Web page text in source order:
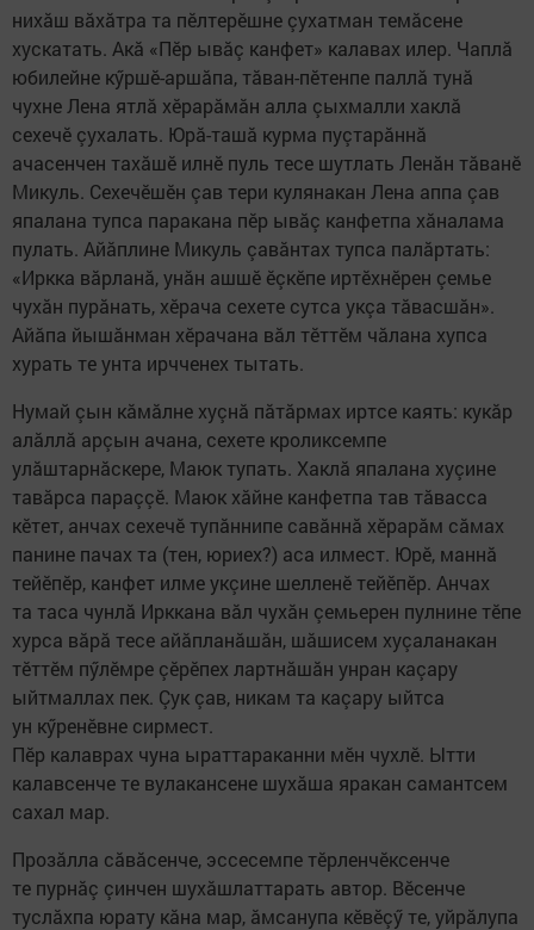
нихăш вăхăтра та пӗлтерӗшне çухатман темăсене
хускатать. Акă «Пӗр ывăç канфет» калавах илер. Чаплă
юбилейне кӳршӗ-аршăпа, тăван-пӗтенпе паллă тунă
чухне Лена ятлă хӗрарăмăн алла çыхмалли хаклă
сехечӗ çухалать. Юрă-ташă курма пуçтарăннă
ачасенчен тахăшӗ илнӗ пуль тесе шутлать Ленăн тăванӗ
Микуль. Сехечӗшӗн çав тери кулянакан Лена аппа çав
япалана тупса паракана пӗр ывăç канфетпа хăналама
пулать. Айăплине Микуль çавăнтах тупса палăртать:
«Иркка вăрланă, унăн ашшӗ ӗçкӗпе иртӗхнӗрен çемье
чухăн пурăнать, хӗрача сехете сутса укçа тăвасшăн».
Айăпа йышăнман хӗрачана вăл тӗттӗм чăлана хупса
хурать те унта ирчченех тытать.
Нумай çын кăмăлне хуçнă пăтăрмах иртсе каять: кукăр
алăллă арçын ачана, сехете кроликсемпе
улăштарнăскере, Маюк тупать. Хаклă япалана хуçине
тавăрса параççӗ. Маюк хăйне канфетпа тав тăвасса
кӗтет, анчах сехечӗ тупăннипе савăннă хӗрарăм сăмах
панине пачах та (тен, юриех?) аса илмест. Юрӗ, маннă
тейӗпӗр, канфет илме укçине шелленӗ тейӗпӗр. Анчах
та таса чунлă Ирккана вăл чухăн çемьерен пулнине тӗпе
хурса вăрă тесе айăпланăшăн, шăшисем хуçаланакан
тӗттӗм пӳлӗмре çӗрӗпех лартнăшăн унран каçару
ыйтмаллах пек. Çук çав, никам та каçару ыйтса
ун кӳренӗвне сирмест.
Пӗр калаврах чуна ыраттараканни мӗн чухлӗ. Ытти
калавсенче те вулакансене шухăша яракан самантсем
сахал мар.
Прозăлла сăвăсенче, эссесемпе тӗрленчӗксенче
те пурнăç çинчен шухăшлаттарать автор. Вӗсенче
туслăхпа юрату кăна мар, ăмсанупа кӗвӗçӳ те, уйрăлупа